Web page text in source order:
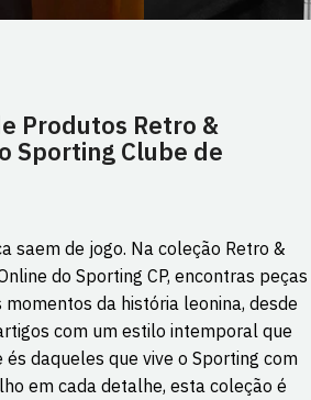
Produtos Retro &
Sporting Clube de
saem de jogo. Na coleção Retro &
do Sporting CP, encontras peças
da história leonina, desde
com um estilo intemporal que
és daqueles que vive o Sporting com
em cada detalhe, esta coleção é